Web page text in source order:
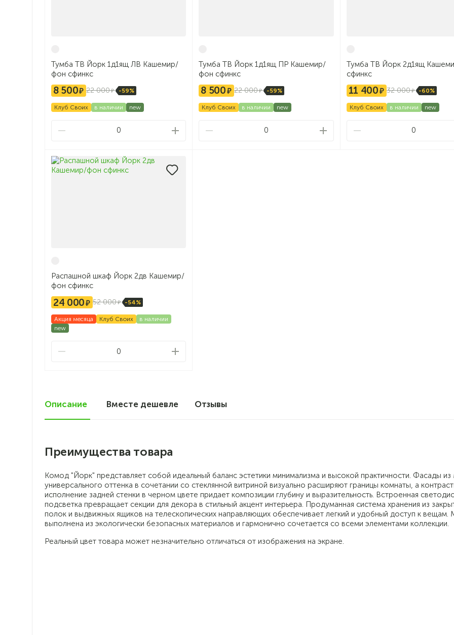
Тумба ТВ Йорк 1д1ящ ЛВ Кашемир/
фон сфинкс
8 500 22 000 -59%
Клуб Своих в наличии new
0
Тумба ТВ Йорк 1д1ящ ПР Кашемир/
фон сфинкс
8 500 22 000 -59%
Клуб Своих в наличии new
0
Тумба ТВ Йорк 2д1ящ
сфинкс
11 400 32 000 -60%
Клуб Своих в наличии new
0
Распашной шкаф Йорк 2дв Кашемир/
фон сфинкс
24 000 52 000 -54%
Акция месяца Клуб Своих
в наличии
new
0
Описание Вместе дешевле Отзывы
Преимущества товара
Комод "Йорк" представляет собой идеальный баланс эстетики минимализма и высокой практичности. Фасады
универсального оттенка в сочетании со стеклянной витриной визуально расширяют границы комнаты, а
исполнение задней стенки в черном цвете придает композиции глубину и выразительность. Встроенная
подсветка превращает секции для декора в стильный акцент интерьера. Продуманная система хранения из
полок и выдвижных ящиков на телескопических направляющих обеспечивает легкий и удобный доступ к вещам.
выполнена из экологически безопасных материалов и гармонично сочетается со всеми элементами коллекции.
Реальный цвет товара может незначительно отличаться от изображения на экране.